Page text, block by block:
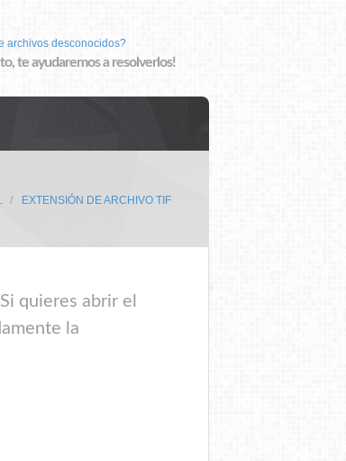
archivos desconocidos?
te ayudaremos a resolverlos!
EXTENSIÓN DE ARCHIVO TIF
quieres abrir el
la